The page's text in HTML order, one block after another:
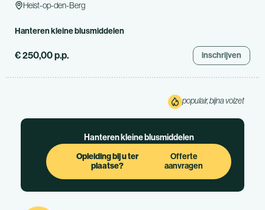
Heist-op-den-Berg
Hanteren kleine blusmiddelen
€ 250,00 p.p. inschrijven
populair, bijna volzet
Hanteren kleine blusmiddelen
Opleiding bij u ter
plaatse?
Offerte
aanvragen